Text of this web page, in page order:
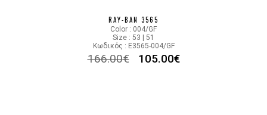
RAY-BAN 3565
Color : 004/GF
Size : 53 | 51
Κωδικός : E3565-004/GF
166.00€ 105.00€